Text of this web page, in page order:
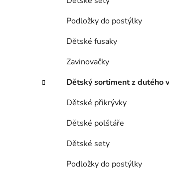
Podložky do postýlky
Dětské fusaky
Zavinovačky
Dětský sortiment z dutého
Dětské přikrývky
Dětské polštáře
Dětské sety
Podložky do postýlky